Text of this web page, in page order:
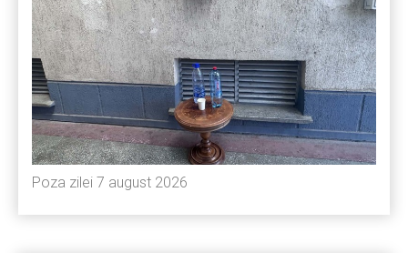
Poza zilei 7 august 2026